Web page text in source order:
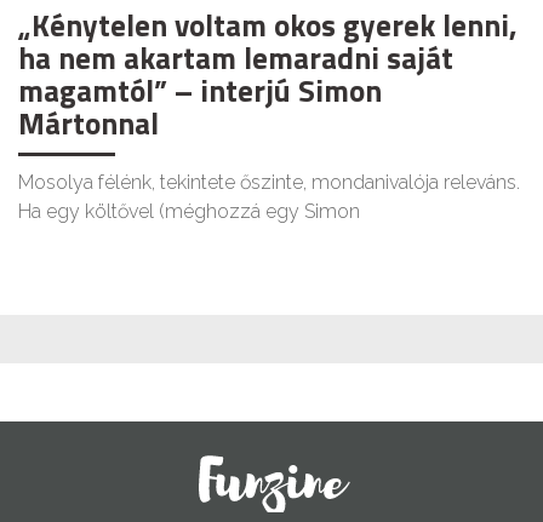
„Kénytelen voltam okos gyerek lenni,
ha nem akartam lemaradni saját
magamtól” – interjú Simon
Mártonnal
Mosolya félénk, tekintete őszinte, mondanivalója releváns.
Ha egy költővel (méghozzá egy Simon